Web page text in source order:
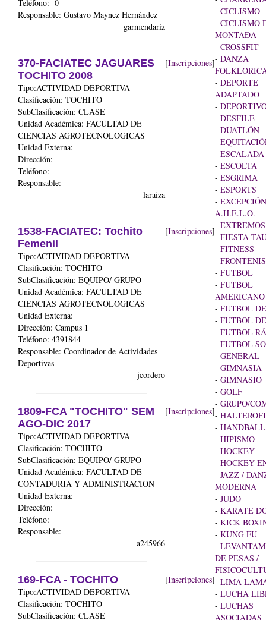
- CICLISMO
- CICLISMO
MONTAÐA
- CROSSFIT
- DANZA
- DEPORTE
ADAPTADO
-
- DESFILE
- DUATLÓN
-
- ESCALADA
- ESCOLTA
- ESGRIMA
- ESPORTS
-
A.H.E.L.O.
- EXTREMOS
- FIESTA
- FITNESS
- FRONTENIS
- FUTBOL
- FUTBOL
AMERICANO
- FUTBOL
- FUTBOL
- FUTBOL
- FUTBOL
- GENERAL
- GIMNASIA
- GIMNASIO
- GOLF
- GRUPO/
-
- HANDBALL
- HIPISMO
- HOCKEY
- HOCKEY
- JAZZ /
MODERNA
- JUDO
- KARATE
- KICK
- KUNG FU
-
DE PESAS /
- LIMA
- LUCHA
- LUCHAS
ASOCIADAS
Teléfono: -0-
Responsable: Gustavo Maynez Hernández
garmendariz
370-FACIATEC JAGUARES
TOCHITO 2008
Tipo:ACTIVIDAD DEPORTIVA
Clasificación: TOCHITO
SubClasificación: CLASE
Unidad Académica: FACULTAD DE
CIENCIAS AGROTECNOLOGICAS
Unidad Externa:
Dirección:
Teléfono:
Responsable:
laraiza
[Inscripciones]
1538-FACIATEC: Tochito
Femenil
Tipo:ACTIVIDAD DEPORTIVA
Clasificación: TOCHITO
SubClasificación: EQUIPO/ GRUPO
Unidad Académica: FACULTAD DE
CIENCIAS AGROTECNOLOGICAS
Unidad Externa:
Dirección: Campus 1
Teléfono: 4391844
Responsable: Coordinador de Actividades
Deportivas
jcordero
[Inscripciones]
1809-FCA "TOCHITO" SEM
AGO-DIC 2017
Tipo:ACTIVIDAD DEPORTIVA
Clasificación: TOCHITO
SubClasificación: EQUIPO/ GRUPO
Unidad Académica: FACULTAD DE
CONTADURIA Y ADMINISTRACION
Unidad Externa:
Dirección:
Teléfono:
Responsable:
a245966
[Inscripciones]
169-FCA - TOCHITO
Tipo:ACTIVIDAD DEPORTIVA
Clasificación: TOCHITO
SubClasificación: CLASE
[Inscripciones]